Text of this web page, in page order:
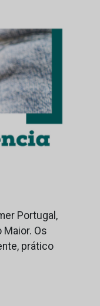
Portugal,
Os
prático